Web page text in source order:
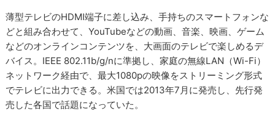
薄型テレビのHDMI端子に差し込み、手持ちのスマートフォンな
どと組み合わせて、YouTubeなどの動画、音楽、映画、ゲーム
などのオンラインコンテンツを、大画面のテレビで楽しめるデ
バイス。IEEE 802.11b/g/nに準拠し、家庭の無線LAN（Wi-Fi）
ネットワーク経由で、最大1080pの映像をストリーミング形式
でテレビに出力できる。米国では2013年7月に発売し、先行発
売した各国で話題になっていた。